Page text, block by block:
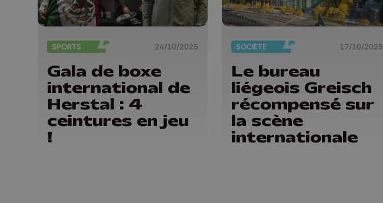
SPORTS 24/10/2025
Gala de boxe
international de
Herstal : 4
ceintures en jeu
!
SOCIÉTÉ 17/10/2025
Le bureau
liégeois Greisch
récompensé sur
la scène
internationale